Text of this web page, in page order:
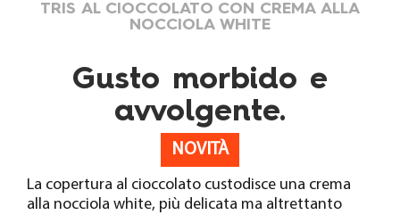
TRIS AL CIOCCOLATO CON CREMA ALLA
NOCCIOLA WHITE
Gusto morbido e
avvolgente.
NOVITÀ
La copertura al cioccolato custodisce una crema
alla nocciola white, più delicata ma altrettanto